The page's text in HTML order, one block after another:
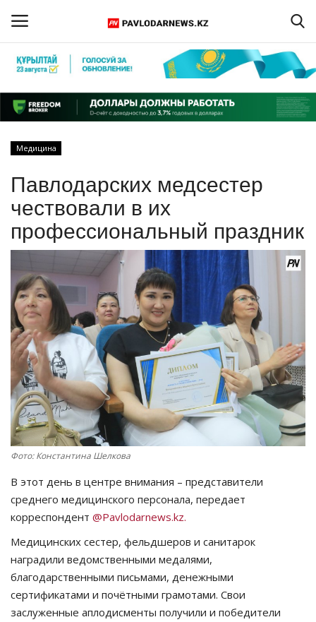
Регистрация
Главная
ПАВЛОДАРСКАЯ ОБЛАСТЬ
КАЗАХСТАН
МИР
СПЕЦПРОЕКТЫ
СПОРТ
Чек-лист
РАЗВЛЕЧЕНИЯ
OFFICIAL
Курултай
Язык
Қазақша Русский
Медицина
Павлодарских медсестер
чествовали в их
профессиональный праздник
Фото: Константина Шелкова
В этот день в центре внимания – представители
среднего медицинского персонала, передает
корреспондент @Pavlodarnews.kz.
Медицинских сестер, фельдшеров и санитарок
наградили ведомственными медалями,
благодарственными письмами, денежными
сертификатами и почётными грамотами. Свои
заслуженные аплодисменты получили и победители